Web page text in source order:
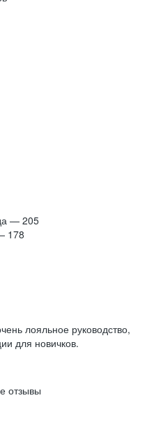
— 205
178
лояльное руководство,
для новичков.
отзывы